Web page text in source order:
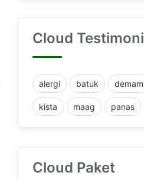
Cloud Testimoni
alergi batuk demam
kista maag panas
Cloud Paket